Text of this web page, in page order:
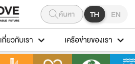
ค้นหา TH EN
เกี่ยวกับเรา เครือข่ายของเรา